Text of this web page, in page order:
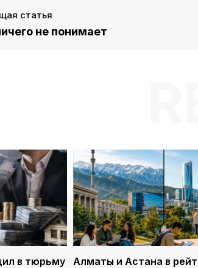
статья
не понимает
в тюрьму
Алматы и Астана в